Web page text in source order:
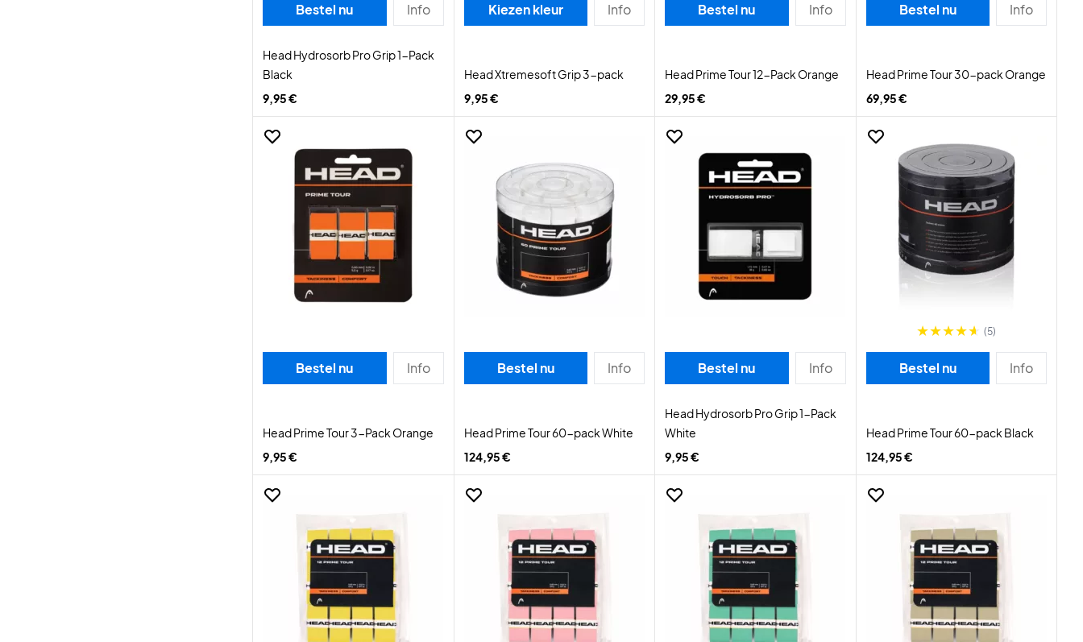
Bestel nu Info
Head Hydrosorb Pro Grip 1-Pack
Black
9,95 €
Kiezen kleur Info
Head Xtremesoft Grip 3-pack
9,95 €
Bestel nu Info
Head Prime Tour 12-Pack Orange
29,95 €
Bestel nu Info
Head Prime Tour 30-pack Orange
69,95 €
Bestel nu Info
Head Prime Tour 3-Pack Orange
9,95 €
Bestel nu Info
Head Prime Tour 60-pack White
124,95 €
Bestel nu Info
Head Hydrosorb Pro Grip 1-Pack
White
9,95 €
(5)
Bestel nu Info
Head Prime Tour 60-pack Black
124,95 €